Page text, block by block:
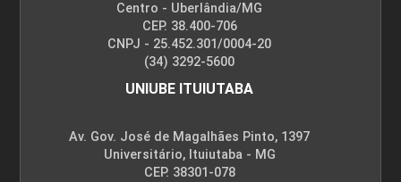
Álcool, Drogas, Violência e Suicídio na
Adolescência
10h
Centro - Uberlândia/MG
CEP. 38.400-706
CNPJ - 25.452.301/0004-20
(34) 3292-5600
UNIUBE ITUIUTABA
Av. Gov. José de Magalhães Pinto, 1397
Universitário, Ituiutaba - MG
CEP. 38301-078